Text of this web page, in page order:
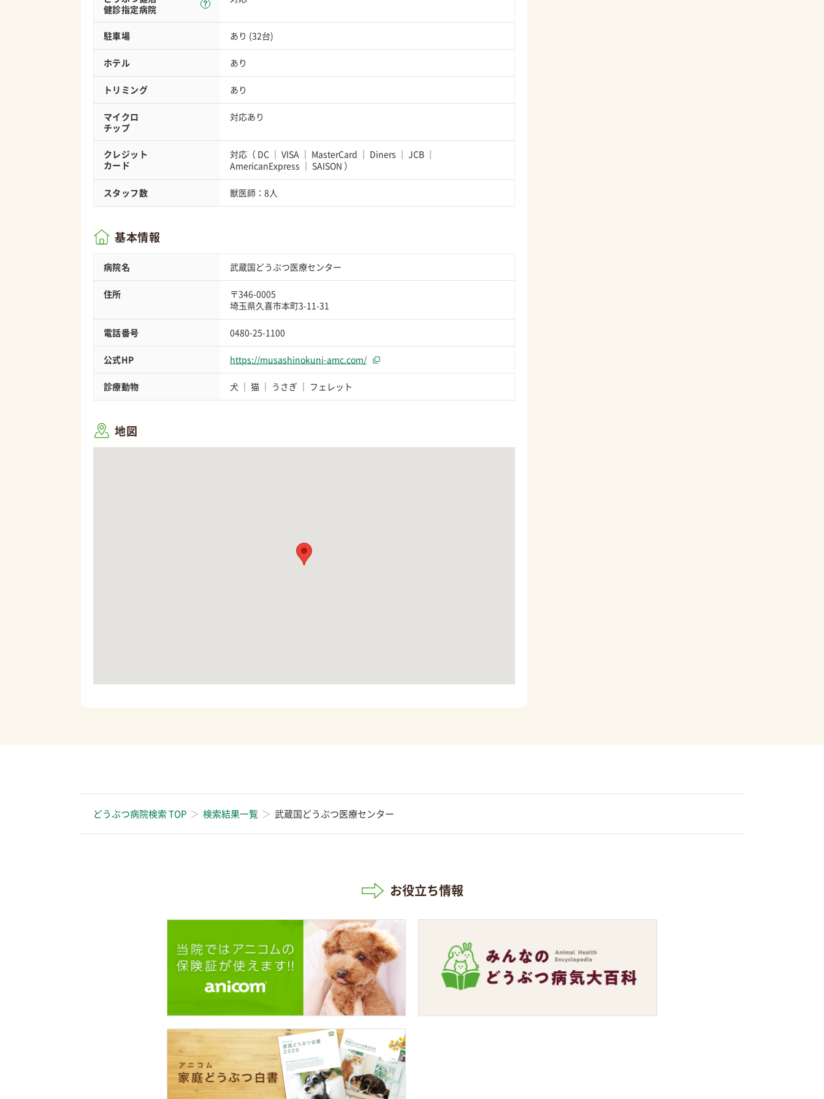
健診指定病院
駐車場 あり (32台)
ホテル あり
トリミング あり
マイクロ
チップ
対応あり
クレジット
カード
対応（ DC VISA MasterCard Diners
JCB
AmericanExpress
SAISON ）
スタッフ数 獣医師：8人
基本情報
病院名 武蔵国どうぶつ医療センター
住所
〒346-0005
埼玉県久喜市本町3-11-31
電話番号 0480-25-1100
公式HP https://musashinokuni-amc.com/
診療動物 犬 猫 うさぎ フェレット
地図
どうぶつ病院検索 TOP 検索結果一覧 武蔵国どうぶつ医療センター
お役立ち情報